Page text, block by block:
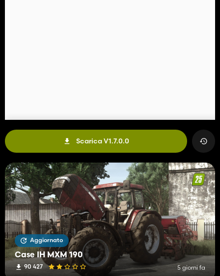
Scarica V1.7.0.0
Aggiornato
Case IH MXM 190
90 427 5 giorni fa